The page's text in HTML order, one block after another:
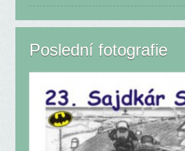
Poslední fotografie